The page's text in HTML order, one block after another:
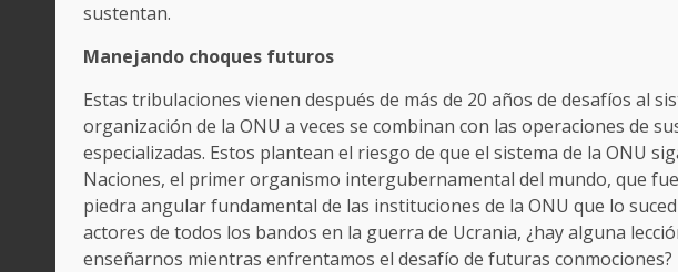
sustentan.
Manejando choques futuros
Estas tribulaciones vienen después de más de 20 años de desafíos al
organización de la ONU a veces se combinan con las operaciones de
especializadas. Estos plantean el riesgo de que el sistema de la ONU
Naciones, el primer organismo intergubernamental del mundo, que
piedra angular fundamental de las instituciones de la ONU que lo
actores de todos los bandos en la guerra de Ucrania, ¿hay alguna
enseñarnos mientras enfrentamos el desafío de futuras conmociones?